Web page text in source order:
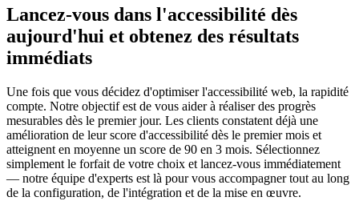
Lancez-vous dans l'accessibilité dès
aujourd'hui et obtenez des résultats
immédiats
Une fois que vous décidez d'optimiser l'accessibilité web, la rapidité
compte. Notre objectif est de vous aider à réaliser des progrès
mesurables dès le premier jour. Les clients constatent déjà une
amélioration de leur score d'accessibilité dès le premier mois et
atteignent en moyenne un score de 90 en 3 mois. Sélectionnez
simplement le forfait de votre choix et lancez-vous immédiatement
— notre équipe d'experts est là pour vous accompagner tout au long
de la configuration, de l'intégration et de la mise en œuvre.